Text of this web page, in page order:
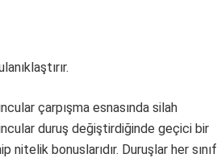
çarpışma esnasında silah
duruş değiştirdiğinde geçici bir
bonuslarıdır. Duruşlar her sınıf